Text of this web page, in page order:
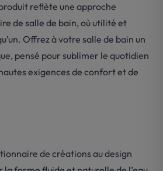
reflète une approche
de salle de bain, où utilité et
Offrez à votre salle de bain un
pensé pour sublimer le quotidien
exigences de confort et de
de créations au design